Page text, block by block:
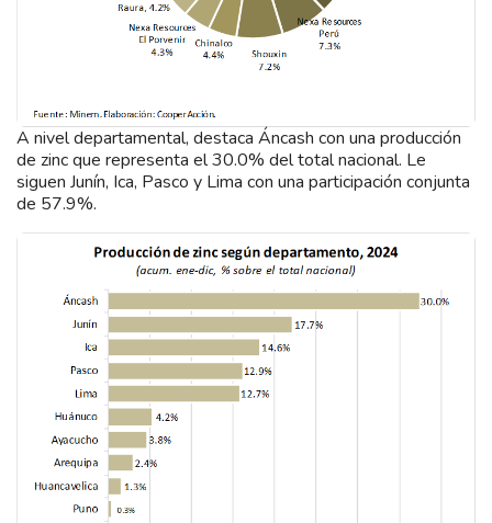
A nivel departamental, destaca Áncash con una producción
de zinc que representa el 30.0% del total nacional. Le
siguen Junín, Ica, Pasco y Lima con una participación conjunta
de 57.9%.